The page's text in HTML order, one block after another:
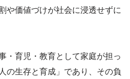
や価値づけが社会に浸透せずに
・育児・教育として家庭が担っ
の生存と育成」であり、その負